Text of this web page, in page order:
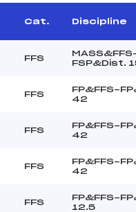
Cat. Discipline
FFS
FSP&Dist.
FFS
FP&FFS-
42
FFS
FP&FFS-
42
FFS
FP&FFS-
42
FFS
FP&FFS-
12.5